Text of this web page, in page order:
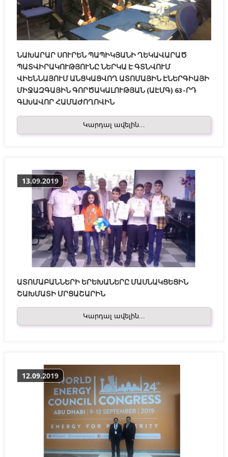
ՆԱԽԱՐԱՐ ՍՈՒՐԵՆ ՊԱՊԻԿՅԱՆԻ ՂԵԿԱՎԱՐԱԾ
ՊԱՏՎԻՐԱԿՈՒԹՅՈՒՆԸ ՆԵՐԿԱ Է ԳՏՆՎՈՒՄ
ՎԻԵՆՆԱՅՈՒՄ ԱՆՑԿԱՑՎՈՂ ԱՏՈՄԱՅԻՆ ԷՆԵՐԳԻԱՅԻ
ՄԻՋԱԶԳԱՅԻՆ ԳՈՐԾԱԿԱԼՈՒԹՅԱՆ (ԱԷՄԳ) 63-ՐԴ
ԳԼԽԱՎՈՐ ՀԱՄԱԺՈՂՈՎԻՆ
Կարդալ ավելին...
13.09.2019
ԱՏՈՄԱԲԱՆՆԵՐԻ ԵՐԵԽԱՆԵՐԸ ՄԱՍՆԱԿՑԵՑԻՆ
ՇԱԽՄԱՏԻ ՄՐՑԱՇԱՐԻՆ
Կարդալ ավելին...
12.09.2019